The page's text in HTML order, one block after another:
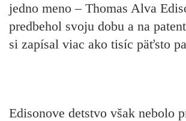
jedno meno – Thomas Alva
predbehol svoju dobu a na
si zapísal viac ako tisíc päťsto
Edisonove detstvo však nebolo